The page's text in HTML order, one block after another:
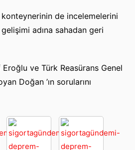
de incelemelerini
adına sahadan geri
ve Türk Reasürans Genel
Doğan ’ın sorularını